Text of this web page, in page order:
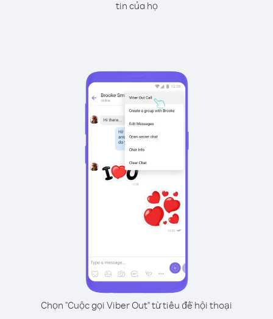
tin của họ
Chọn "Cuộc gọi Viber Out" từ tiêu đề hội thoại